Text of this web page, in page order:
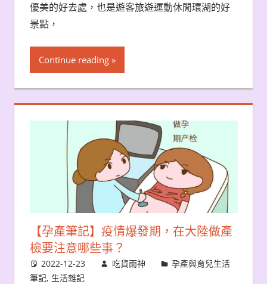
優美的好去處，也是遊客旅遊運動休閒環湖的好
景點，
Continue reading
【孕產筆記】疫情爆發期，在大陸做產
檢要注意哪些事？
2022-12-23 吃貨雨神
孕產與育兒生活
筆記, 生活雜記